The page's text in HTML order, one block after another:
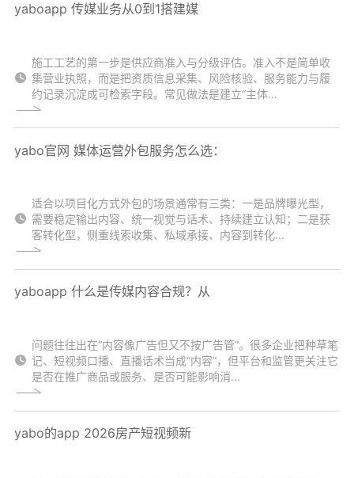
yaboapp 传媒业务从0到1搭建媒
施工工艺的第一步是供应商准入与分级评估。准入不是简单收
集营业执照，而是把资质信息采集、风险核验、服务能力与履
约记录沉淀成可检索字段。常见做法是建立“主体...
yabo官网 媒体运营外包服务怎么选：
适合以项目化方式外包的场景通常有三类：一是品牌曝光型，
需要稳定输出内容、统一视觉与话术、持续建立认知；二是获
客转化型，侧重线索收集、私域承接、内容到转化...
yaboapp 什么是传媒内容合规？从
问题往往出在“内容像广告但又不按广告管”。很多企业把种草笔
记、短视频口播、直播话术当成“内容”，但平台和监管更关注它
是否在推广商品或服务、是否可能影响消...
yabo的app 2026房产短视频新